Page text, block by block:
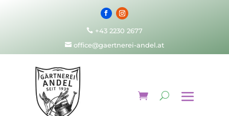
 +43 2230 2677
office@gaertnerei-andel.at